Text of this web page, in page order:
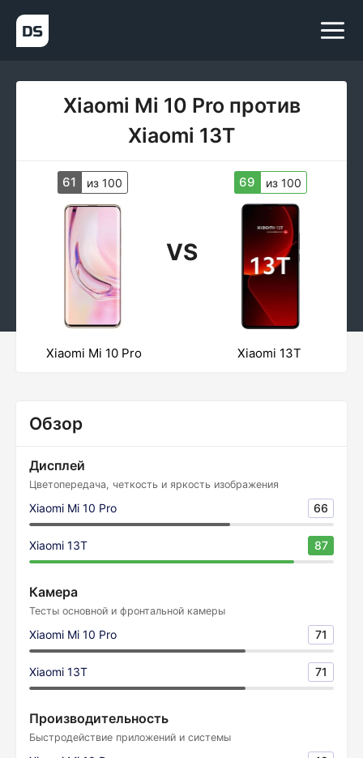
Xiaomi Mi 10 Pro против
Xiaomi 13T
61 из 100
VS
69 из 100
Xiaomi Mi 10 Pro Xiaomi 13T
Обзор
Дисплей
Цветопередача, четкость и яркость изображения
Xiaomi Mi 10 Pro 66
Xiaomi 13T 87
Камера
Тесты основной и фронтальной камеры
Xiaomi Mi 10 Pro 71
Xiaomi 13T 71
Производительность
Быстродействие приложений и системы